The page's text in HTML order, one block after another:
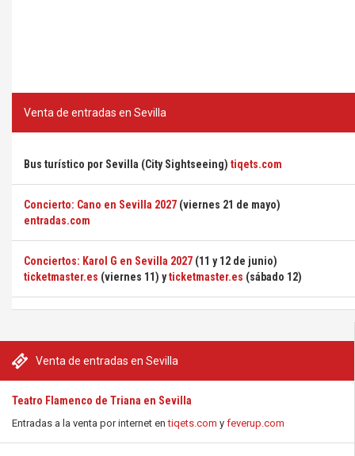
Venta de entradas en Sevilla
Teatro Flamenco de Triana en Sevilla
Entradas a la venta por internet entiqets.com y feverup.com
Venta de entradas en Sevilla
Bus turístico por Sevilla (City Sightseeing) tiqets.com
Concierto: Cano en Sevilla 2027 (viernes 21 de mayo)
entradas.com
Conciertos: Karol G en Sevilla 2027 (11 y 12 de junio)
ticketmaster.es (viernes 11) yticketmaster.es (sábado 12)